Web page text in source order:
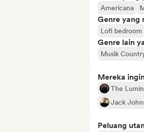
Americana
Genre yang
Lofi bedroom
Genre lain
Musik
Mereka
The
Jack
Peluang